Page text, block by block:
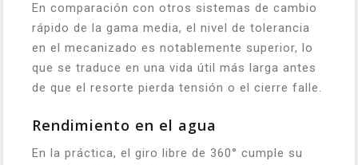
En comparación con otros sistemas de cambio
rápido de la gama media, el nivel de tolerancia
en el mecanizado es notablemente superior, lo
que se traduce en una vida útil más larga antes
de que el resorte pierda tensión o el cierre falle.
Rendimiento en el agua
En la práctica, el giro libre de 360° cumple su